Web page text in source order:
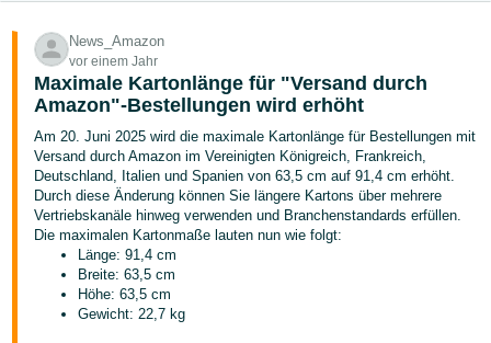
文
-
CN
English
- DE
中
文
TW
News_Amazon
vor einem Jahr
Maximale Kartonlänge für "Versand durch
Amazon"-Bestellungen wird erhöht
Am 20. Juni 2025 wird die maximale Kartonlänge für Bestellungen mit
Versand durch Amazon im Vereinigten Königreich, Frankreich,
Deutschland, Italien und Spanien von 63,5 cm auf 91,4 cm erhöht.
Durch diese Änderung können Sie längere Kartons über mehrere
Vertriebskanäle hinweg verwenden und Branchenstandards erfüllen.
Die maximalen Kartonmaße lauten nun wie folgt:
Länge: 91,4 cm
Breite: 63,5 cm
Höhe: 63,5 cm
Gewicht: 22,7 kg